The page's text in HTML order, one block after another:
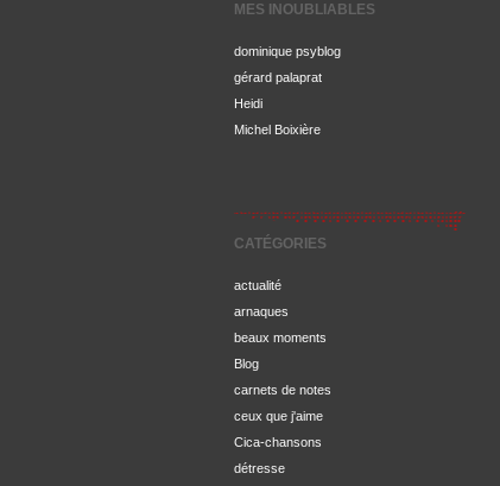
MES INOUBLIABLES
dominique psyblog
gérard palaprat
Heidi
Michel Boixière
CATÉGORIES
actualité
arnaques
beaux moments
Blog
carnets de notes
ceux que j'aime
Cica-chansons
détresse